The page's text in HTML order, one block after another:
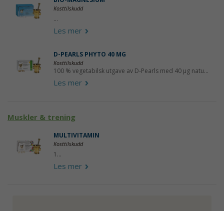
Kosttilskudd
...
Les mer
D-PEARLS PHYTO 40 ΜG
Kosttilskudd
100 % vegetabilsk utgave av D-Pearls med 40 µg natu...
Les mer
Muskler & trening
MULTIVITAMIN
Kosttilskudd
1...
Les mer